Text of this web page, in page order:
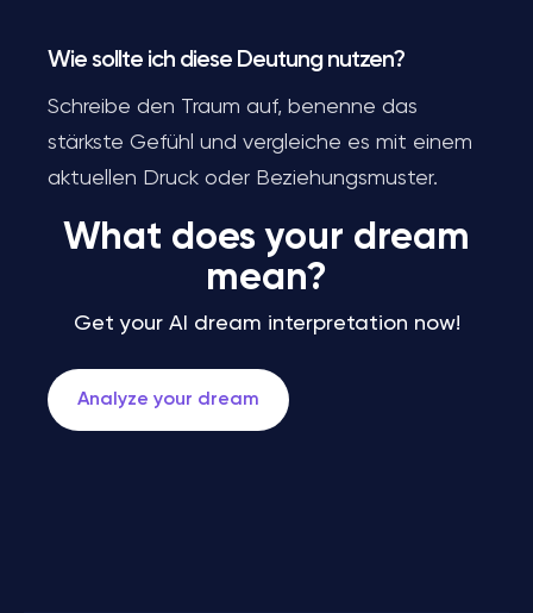
Wie sollte ich diese Deutung nutzen?
Schreibe den Traum auf, benenne das
stärkste Gefühl und vergleiche es mit einem
aktuellen Druck oder Beziehungsmuster.
What does your dream
mean?
Get your AI dream interpretation now!
Analyze your dream